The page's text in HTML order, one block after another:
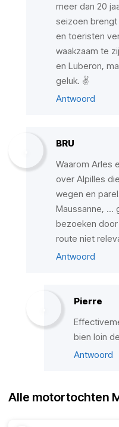
meer dan 20
seizoen
en toeristen
waakzaam te
en Luberon,
geluk. ✌️
Antwoord
BRU
Waarom Arles
over Alpilles
wegen en
Maussanne, ...
bezoeken
route niet
Antwoord
Pierre
bien loin
Antwoord
Alle motortochten